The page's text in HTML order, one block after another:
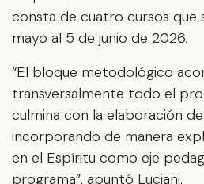
consta de cuatro cursos que
mayo al 5 de junio de 2026.
“El bloque metodológico
transversalmente todo el
culmina con la elaboración
incorporando de manera
en el Espíritu como eje
programa”, apuntó Luciani.